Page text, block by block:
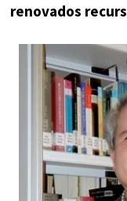
renovados